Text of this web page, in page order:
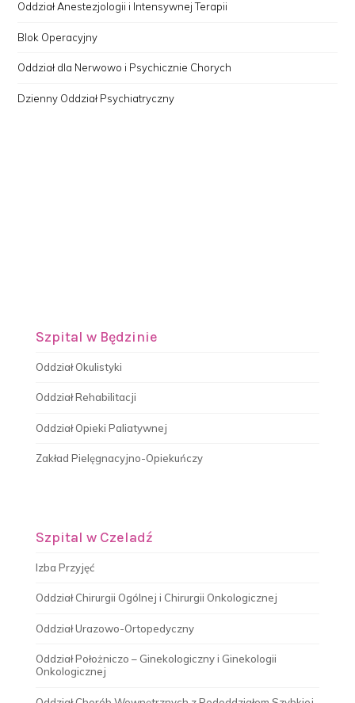
Oddział Anestezjologii i Intensywnej Terapii
Blok Operacyjny
Oddział dla Nerwowo i Psychicznie Chorych
Dzienny Oddział Psychiatryczny
Szpital w Będzinie
Oddział Okulistyki
Oddział Rehabilitacji
Oddział Opieki Paliatywnej
Zakład Pielęgnacyjno-Opiekuńczy
Szpital w Czeladź
Izba Przyjęć
Oddział Chirurgii Ogólnej i Chirurgii Onkologicznej
Oddział Urazowo-Ortopedyczny
Oddział Położniczo – Ginekologiczny i Ginekologii
Onkologicznej